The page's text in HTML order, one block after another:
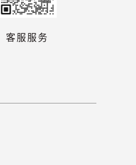
客服服务